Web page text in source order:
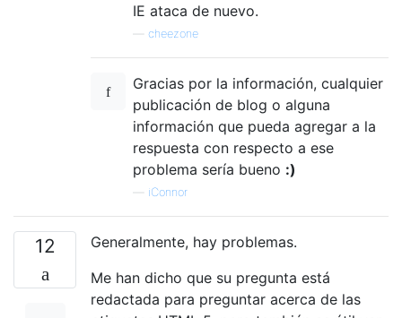
IE ataca de nuevo.
cheezone
Gracias por la información, cualquier
publicación de blog o alguna
información que pueda agregar a la
respuesta con respecto a ese
problema sería bueno :)
iConnor
12
Generalmente, hay problemas.
Me han dicho que su pregunta está
redactada para preguntar acerca de las